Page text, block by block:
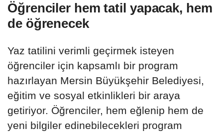
Öğrenciler hem tatil yapacak, hem
de öğrenecek
Yaz tatilini verimli geçirmek isteyen
öğrenciler için kapsamlı bir program
hazırlayan Mersin Büyükşehir Belediyesi,
eğitim ve sosyal etkinlikleri bir araya
getiriyor. Öğrenciler, hem eğlenip hem de
yeni bilgiler edinebilecekleri program